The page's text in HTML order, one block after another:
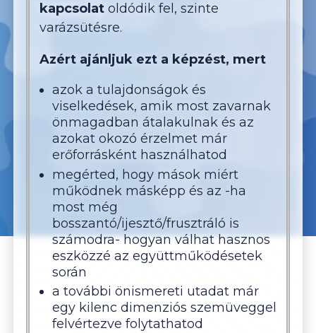
kapcsolatoldódik fel, szinte
varázsütésre.
Azért ajánljuk ezt a képzést, mert
azok a tulajdonságok és
viselkedések, amik most zavarnak
önmagadban átalakulnak és az
azokat okozó érzelmet már
erőforrásként használhatod
megérted, hogy mások miért
működnek másképp és az -ha
most még
bosszantó/ijesztő/frusztráló is
számodra- hogyan válhat hasznos
eszközzé az együttműködésetek
során
a további önismereti utadat már
egy kilenc dimenziós szemüveggel
felvértezve folytathatod